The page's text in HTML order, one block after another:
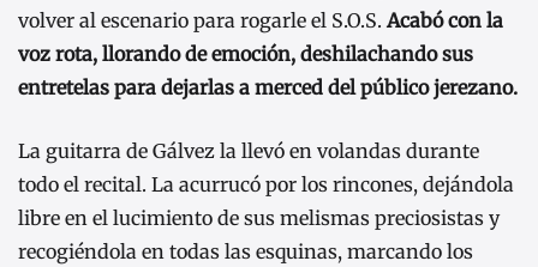
volver al escenario para rogarle el S.O.S. Acabó con la
voz rota, llorando de emoción, deshilachando sus
entretelas para dejarlas a merced del público jerezano.
La guitarra de Gálvez la llevó en volandas durante
todo el recital. La acurrucó por los rincones, dejándola
libre en el lucimiento de sus melismas preciosistas y
recogiéndola en todas las esquinas, marcando los